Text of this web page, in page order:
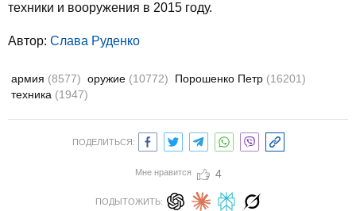
техники и вооружения в 2015 году.
Автор: Слава Руденко
армия (8577) оружие (10772) Порошенко Петр (16201)
техника (1947)
ПОДЕЛИТЬСЯ:
Мне нравится 4
ПОДЫТОЖИТЬ: